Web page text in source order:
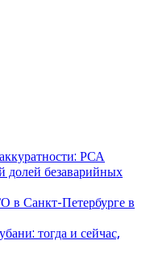
РСА
долей безаварийных
в Санкт-Петербурге в
тогда и сейчас,